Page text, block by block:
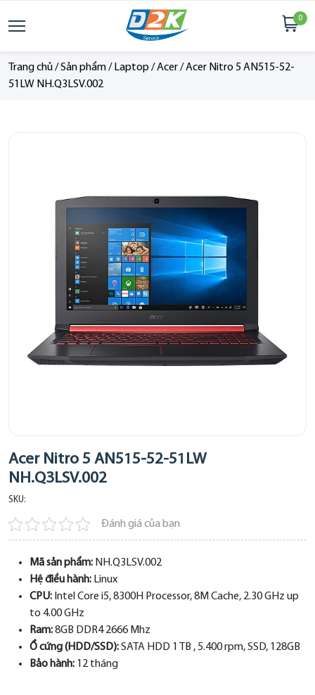
0
Trang chủ/Sản phẩm/ Laptop /Acer/Acer Nitro 5 AN515-52-
51LW NH.Q3LSV.002
Acer Nitro 5 AN515-52-51LW
NH.Q3LSV.002
SKU:
Đánh giá của bạn
Mã sản phẩm: NH.Q3LSV.002
Hệ điều hành: Linux
CPU: Intel Core i5, 8300H Processor, 8M Cache, 2.30 GHz up
to 4.00 GHz
Ram:8GB DDR4 2666 Mhz
Ổ cứng (HDD/SSD):SATA HDD 1 TB , 5.400 rpm, SSD, 128GB
Bảo hành: 12 tháng